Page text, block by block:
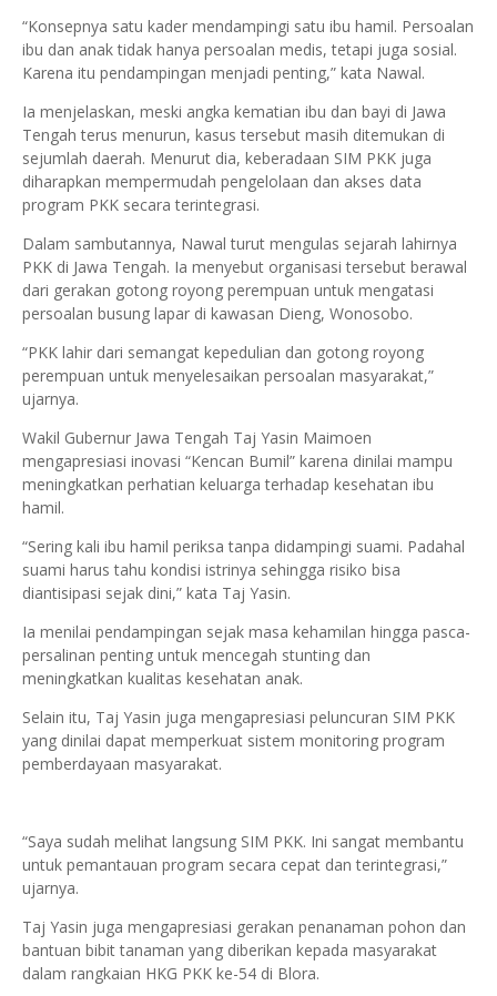
“Konsepnya satu kader mendampingi satu ibu hamil. Persoalan
ibu dan anak tidak hanya persoalan medis, tetapi juga sosial.
Karena itu pendampingan menjadi penting,” kata Nawal.
Ia menjelaskan, meski angka kematian ibu dan bayi di Jawa
Tengah terus menurun, kasus tersebut masih ditemukan di
sejumlah daerah. Menurut dia, keberadaan SIM PKK juga
diharapkan mempermudah pengelolaan dan akses data
program PKK secara terintegrasi.
Dalam sambutannya, Nawal turut mengulas sejarah lahirnya
PKK di Jawa Tengah. Ia menyebut organisasi tersebut berawal
dari gerakan gotong royong perempuan untuk mengatasi
persoalan busung lapar di kawasan Dieng, Wonosobo.
“PKK lahir dari semangat kepedulian dan gotong royong
perempuan untuk menyelesaikan persoalan masyarakat,”
ujarnya.
Wakil Gubernur Jawa Tengah Taj Yasin Maimoen
mengapresiasi inovasi “Kencan Bumil” karena dinilai mampu
meningkatkan perhatian keluarga terhadap kesehatan ibu
hamil.
“Sering kali ibu hamil periksa tanpa didampingi suami. Padahal
suami harus tahu kondisi istrinya sehingga risiko bisa
diantisipasi sejak dini,” kata Taj Yasin.
Ia menilai pendampingan sejak masa kehamilan hingga pasca-
persalinan penting untuk mencegah stunting dan
meningkatkan kualitas kesehatan anak.
Selain itu, Taj Yasin juga mengapresiasi peluncuran SIM PKK
yang dinilai dapat memperkuat sistem monitoring program
pemberdayaan masyarakat.
“Saya sudah melihat langsung SIM PKK. Ini sangat membantu
untuk pemantauan program secara cepat dan terintegrasi,”
ujarnya.
Taj Yasin juga mengapresiasi gerakan penanaman pohon dan
bantuan bibit tanaman yang diberikan kepada masyarakat
dalam rangkaian HKG PKK ke-54 di Blora.